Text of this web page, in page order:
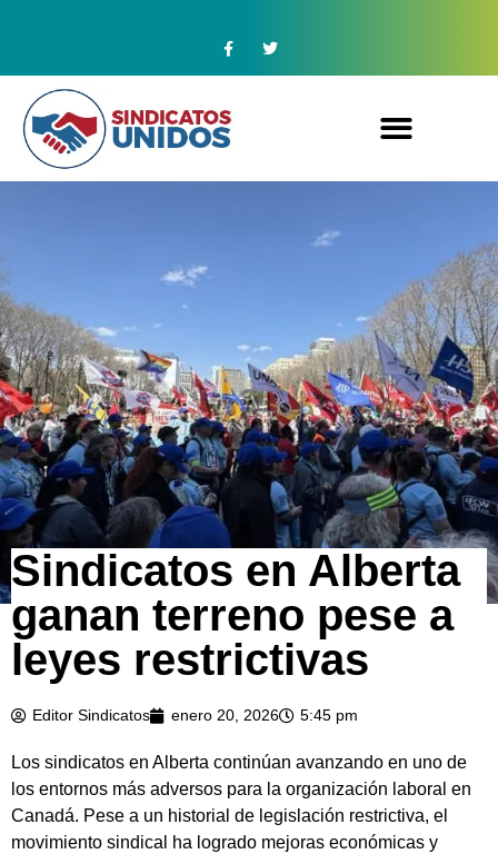
Sindicatos en Alberta
ganan terreno pese a
leyes restrictivas
Editor Sindicatos enero 20, 2026 5:45 pm
Los sindicatos en Alberta continúan avanzando en uno de
los entornos más adversos para la organización laboral en
Canadá. Pese a un historial de legislación restrictiva, el
movimiento sindical ha logrado mejoras económicas y